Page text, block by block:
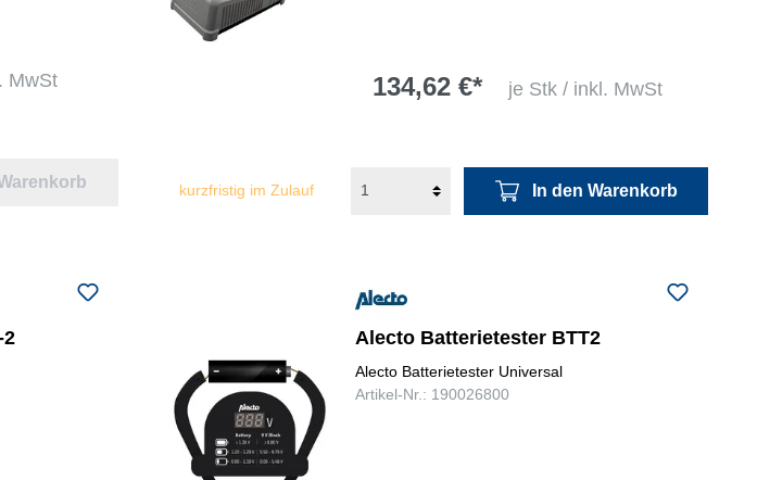
MwSt 134,62 €* je Stk / inkl. MwSt
kurzfristig im Zulauf In den Warenkorb
2 Alecto Batterietester BTT2
Alecto Batterietester Universal
Artikel-Nr.: 190026800